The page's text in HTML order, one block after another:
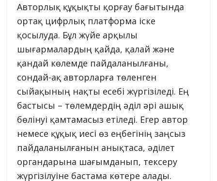
Авторлық құқықты қорғау бағытында
ортақ цифрлық платформа іске
қосылуда. Бұл жүйе арқылы
шығармалардың қайда, қалай және
қандай көлемде пайдаланылғаны,
сондай-ақ авторларға төленген
сыйақының нақты есебі жүргізіледі. Ең
бастысы – төлемдердің әділ әрі ашық
бөлінуі қамтамасыз етіледі. Егер автор
немесе құқық иесі өз еңбегінің заңсыз
пайдаланылғанын анықтаса, әділет
органдарына шағымданып, тексеру
жүргізілуіне бастама көтере алады.